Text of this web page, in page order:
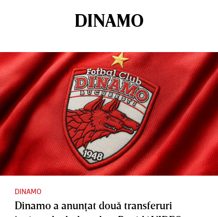
DINAMO
DINAMO
Dinamo a anunţat două transferuri